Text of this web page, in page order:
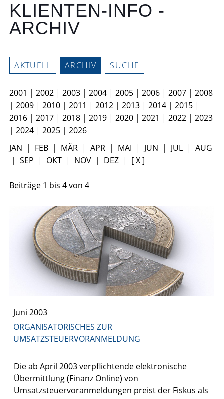
KLIENTEN-INFO -
ARCHIV
AKTUELL ARCHIV SUCHE
2001 |2002 |2003 |2004 |2005 |2006 |2007 |2008
|2009 |2010 |2011 |2012 |2013 |2014 |2015 |
2016 |2017 |2018 |2019 |2020 |2021 |2022 |2023
|2024 |2025 |2026
JAN | FEB | MÄR |APR | MAI | JUN | JUL |AUG
|SEP | OKT | NOV | DEZ | [ X ]
Beiträge 1 bis4von4
Juni 2003
ORGANISATORISCHES ZUR
UMSATZSTEUERVORANMELDUNG
Die ab April 2003 verpflichtende elektronische
Übermittlung (Finanz Online) von
Umsatzsteuervoranmeldungen preist der Fiskus als